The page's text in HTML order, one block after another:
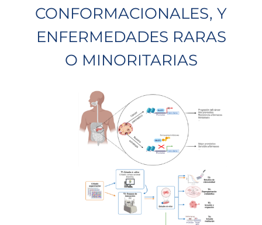
CONFORMACIONALES, Y
ENFERMEDADES RARAS
O MINORITARIAS